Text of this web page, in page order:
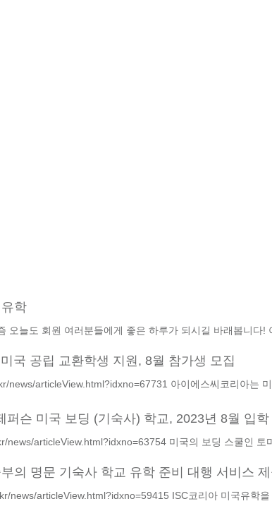
학
오늘도 회원 여러분들에게 좋은 하루가 되시길 바래봅니다!
국 공립 교환학생 지원, 8월 참가생 모집
news/articleView.html?idxno=67731 아이에스씨코리아는
퍼슨 미국 보딩 (기숙사) 학교, 2023년 8월 입
news/articleView.html?idxno=63754 미국의 보딩 스쿨인 토
의 명문 기숙사 학교 유학 준비 대행 서비스
news/articleView.html?idxno=59415 ISC코리아 미국유학을